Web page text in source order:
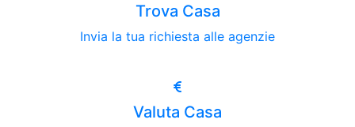
Trova Casa
Invia la tua richiesta alle agenzie
Valuta Casa